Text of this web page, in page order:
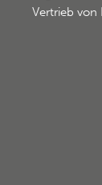
Vertrieb von